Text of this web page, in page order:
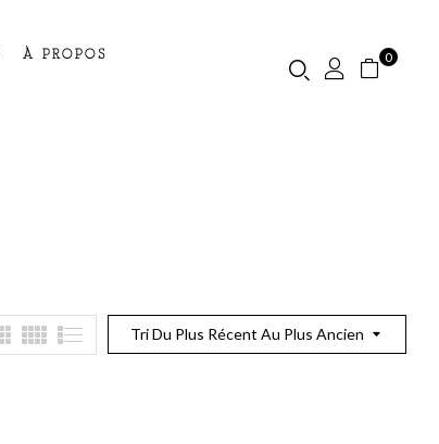
À PROPOS 0
Tri Du Plus Récent Au Plus Ancien